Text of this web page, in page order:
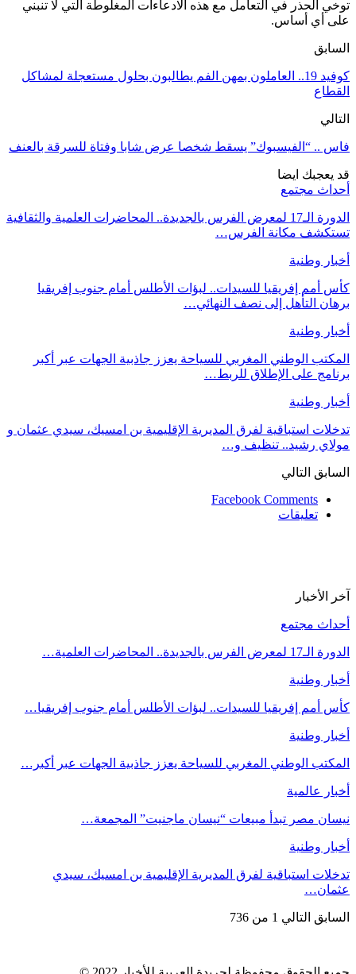
توخي الحذر في التعامل مع هذه الادعاءات المغلوطة التي لا تنبني
على أي أساس.
السابق
كوفيد 19.. العاملون بمهن الفم يطالبون بحلول مستعجلة لمشاكل
القطاع
التالي
فاس .. “الفيسبوك” يسقط شخصا عرض شابا وفتاة للسرقة بالعنف
قد يعجبك ايضا
أحداث مجتمع
الدورة الـ17 لمعرض الفرس بالجديدة.. المحاضرات العلمية والثقافية
تستكشف مكانة الفرس…
أخبار وطنية
كأس أمم إفريقيا للسيدات.. لبؤات الأطلس أمام جنوب إفريقيا
برهان التأهل إلى نصف النهائي…
أخبار وطنية
المكتب الوطني المغربي للسياحة يعزز جاذبية الجهات عبر أكبر
برنامج على الإطلاق للربط…
أخبار وطنية
تدخلات استباقية لفرق المديرية الإقليمية بن امسيك، سيدي عثمان و
مولاي رشيد.. تنظيف و…
السابق التالي
Facebook Comments
تعليقات
آخر الأخبار
أحداث مجتمع
الدورة الـ17 لمعرض الفرس بالجديدة.. المحاضرات العلمية…
أخبار وطنية
كأس أمم إفريقيا للسيدات.. لبؤات الأطلس أمام جنوب إفريقيا…
أخبار وطنية
المكتب الوطني المغربي للسياحة يعزز جاذبية الجهات عبر أكبر…
أخبار عالمية
نيسان مصر تبدأ مبيعات “نيسان ماجنيت” المجمعة…
أخبار وطنية
تدخلات استباقية لفرق المديرية الإقليمية بن امسيك، سيدي
عثمان…
السابق التالي 1 من 736